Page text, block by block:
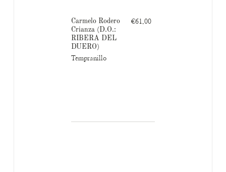
Carmelo Rodero
Crianza (D.O.:
RIBERA DEL
DUERO)
Tempranillo
€61.00